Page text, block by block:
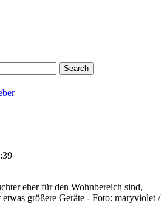
Search
eher für den Wohnbereich sind,
größere Geräte - Foto: maryviolet /